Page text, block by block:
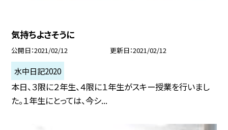
気持ちよさそうに
公開日 2021/02/12 更新日 2021/02/12
水中日記2020
本日、３限に２年生、４限に１年生がスキー授業を行いまし
た。１年生にとっては、今シ...